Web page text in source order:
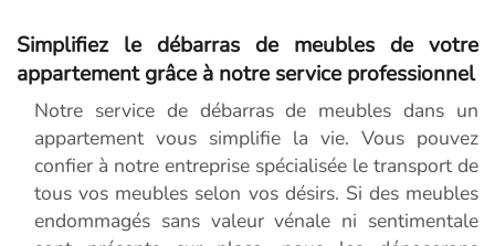
Simplifiez le débarras de meubles de votre
appartement grâce à notre service professionnel
Notre service de débarras de meubles dans un
appartement vous simplifie la vie. Vous pouvez
confier à notre entreprise spécialisée le transport de
tous vos meubles selon vos désirs. Si des meubles
endommagés sans valeur vénale ni sentimentale